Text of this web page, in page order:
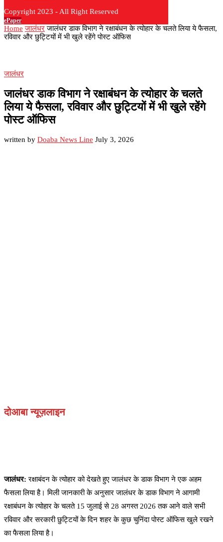
Copyright 2023 - All Right Reserved
ePaper
Home जालंधर जालंधर डाक विभाग ने रक्षाबंधन के त्योहार के चलते लिया ये फैसला,
रविवार और छुट्टियों में भी खुले रहेंगे पोस्ट ऑफिस
जालंधर
जालंधर डाक विभाग ने रक्षाबंधन के त्योहार के चलते
लिया ये फैसला, रविवार और छुट्टियों में भी खुले रहेंगे
पोस्ट ऑफिस
written by Doaba News Line July 3, 2026
दोआबा न्यूज़लाइन
जालंधर: रक्षाबंदन के त्योहार को देखते हुए जालंधर के डाक विभाग ने एक अहम
फैसला लिया है। मिली जानकारी के अनुसार जालंधर के डाक विभाग ने आगामी
रक्षाबंधन के त्योहार के चलते 15 जुलाई से 28 अगस्त 2026 तक आने वाले सभी
रविवार और सरकारी छुट्टियों के दिन शहर के कुछ चुनिंदा पोस्ट ऑफिस खुले रखने
का फैसला लिया है।